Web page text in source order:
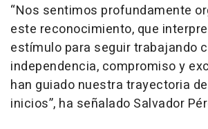
“Nos sentimos profundamente
este reconocimiento, que
estímulo para seguir trabajando
independencia, compromiso y
han guiado nuestra trayectoria
inicios”, ha señalado Salvador